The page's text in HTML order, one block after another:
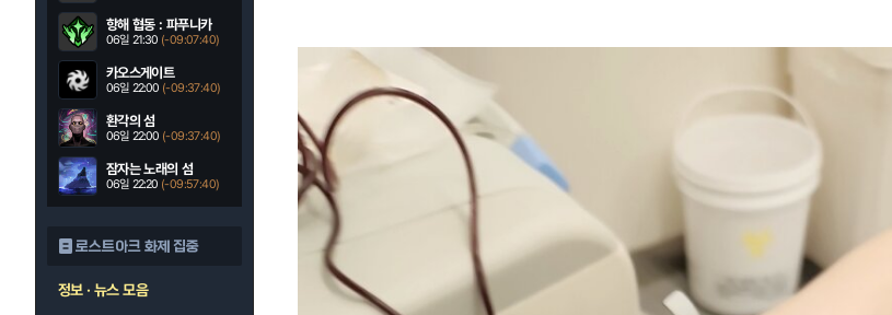
항해 협동 : 파푸니카
06일 21:30 (-09:07:38)
카오스게이트
06일 22:00 (-09:37:38)
환각의 섬
06일 22:00 (-09:37:38)
잠자는 노래의 섬
06일 22:20 (-09:57:38)
로스트아크 화제 집중
정보 · 뉴스 모음